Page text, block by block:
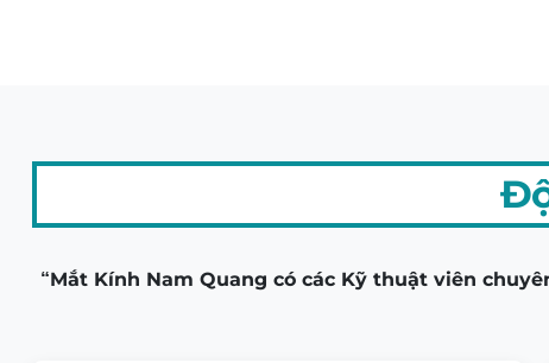
“Mắt Kính Nam Quang có các Kỹ thuật viên